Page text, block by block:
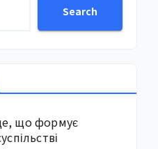
Search
що формує